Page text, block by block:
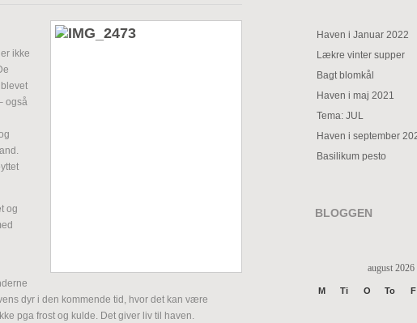
ikke
også
og
dyr i den kommende tid, hvor det kan være
pga frost og kulde. Det giver liv til haven.
Haven i Januar 2022
Lækre vinter supper
Bagt blomkål
Haven i maj 2021
Tema: JUL
Haven i september
Basilikum pesto
BLOGGEN
august 2026
M Ti O To F